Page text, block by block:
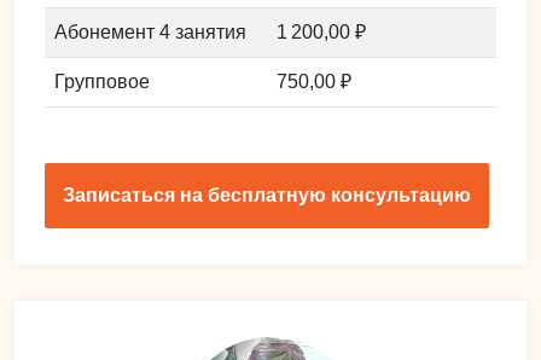
Абонемент 4 занятия 1 200,00 ₽
Групповое 750,00 ₽
Записаться на бесплатную консультацию